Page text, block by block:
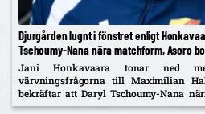
Djurgården lugnt i fönstret enligt
Tschoumy-Nana nära matchform, Asoro
Jani Honkavaara tonar ned
värvningsfrågorna till Maximilian
bekräftar att Daryl Tschoumy-Nana
Asoros frånvaro med att han är borta